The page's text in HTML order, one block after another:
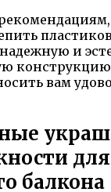
и
вам
для
балкона